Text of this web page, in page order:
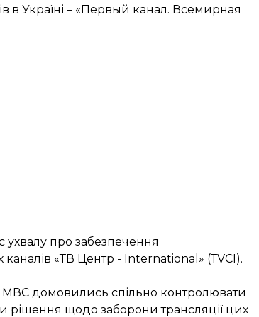
в Україні – «Первый канал. Всемирная
ухвалу про забезпечення
«ТВ Центр - Іnternational» (ТVСІ).
МВС домовились спільно контролювати
рішення щодо заборони трансляції цих